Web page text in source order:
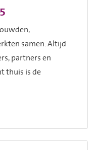
samen. Altijd
partners en
thuis is de